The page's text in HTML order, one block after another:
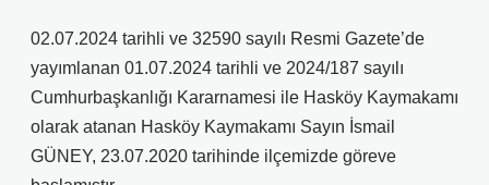
02.07.2024 tarihli ve 32590 sayılı Resmi Gazete’de
yayımlanan 01.07.2024 tarihli ve 2024/187 sayılı
Cumhurbaşkanlığı Kararnamesi ile Hasköy Kaymakamı
olarak atanan Hasköy Kaymakamı Sayın İsmail
GÜNEY, 23.07.2020 tarihinde ilçemizde göreve